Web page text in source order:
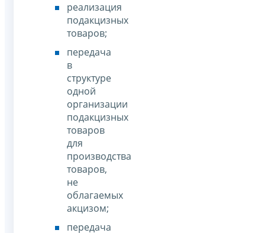
реализация
подакцизных
товаров;
передача
в
структуре
одной
организации
подакцизных
товаров
для
производства
товаров,
не
облагаемых
акцизом;
передача